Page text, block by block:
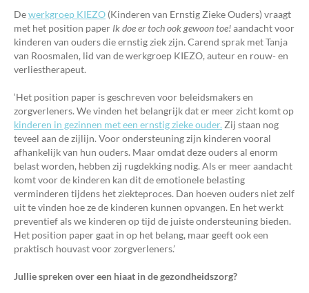
Dewerkgroep KIEZO (Kinderen van Ernstig Zieke Ouders) vraagt
met het position paper Ik doe ertoch ook gewoon toe!aandacht voor
kinderen van ouders die ernstig ziek zijn. Carend sprak met Tanja
van Roosmalen, lid van de werkgroep KIEZO, auteur en rouw- en
verliestherapeut.
‘Het position paper is geschreven voor beleidsmakers en
zorgverleners. We vinden het belangrijk dat er meer zicht komt op
kinderen in gezinnen met een ernstig zieke ouder. Zij staan nog
teveel aan de zijlijn. Voor ondersteuning zijn kinderen vooral
afhankelijk van hun ouders. Maar omdat deze ouders al enorm
belast worden, hebben zij rugdekking nodig. Als er meer aandacht
komt voor de kinderen kan dit de emotionele belasting
verminderen tijdens het ziekteproces. Dan hoeven ouders niet zelf
uit te vinden hoe ze de kinderen kunnen opvangen. En het werkt
preventief als we kinderen op tijd de juiste ondersteuning bieden.
Het position paper gaat in op het belang, maar geeft ook een
praktisch houvast voor zorgverleners.’
Jullie spreken over een hiaat in de gezondheidszorg?